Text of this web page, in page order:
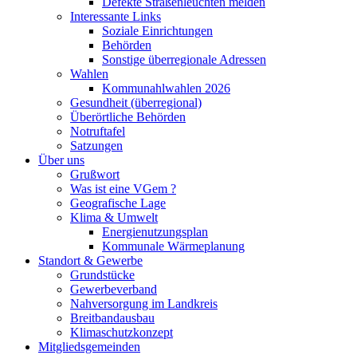
Interessante Links
Soziale Einrichtungen
Behörden
Sonstige überregionale Adressen
Wahlen
Kommunahlwahlen 2026
Gesundheit (überregional)
Überörtliche Behörden
Notruftafel
Satzungen
Über uns
Grußwort
Was ist eine VGem ?
Geografische Lage
Klima & Umwelt
Energienutzungsplan
Kommunale Wärmeplanung
Standort & Gewerbe
Grundstücke
Gewerbeverband
Nahversorgung im Landkreis
Breitbandausbau
Klimaschutzkonzept
Mitgliedsgemeinden